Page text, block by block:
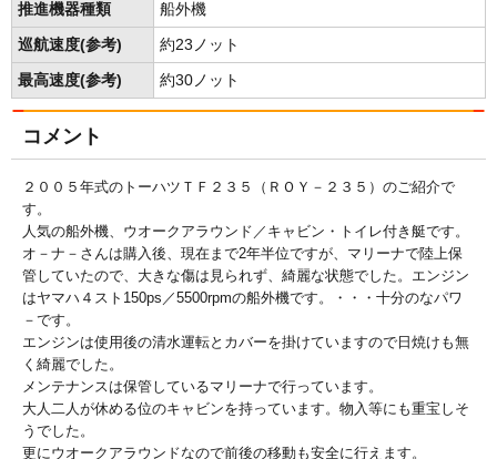
推進機器種類 船外機
巡航速度(参考) 約23ノット
最高速度(参考) 約30ノット
コメント
２００５年式のトーハツＴＦ２３５（ＲＯＹ－２３５）のご紹介で
す。
人気の船外機、ウオークアラウンド／キャビン・トイレ付き艇です。
オ－ナ－さんは購入後、現在まで2年半位ですが、マリーナで陸上保
管していたので、大きな傷は見られず、綺麗な状態でした。エンジン
はヤマハ４スト150ps／5500rpmの船外機です。・・・十分のなパワ
－です。
エンジンは使用後の清水運転とカバーを掛けていますので日焼けも無
く綺麗でした。
メンテナンスは保管しているマリーナで行っています。
大人二人が休める位のキャビンを持っています。物入等にも重宝しそ
うでした。
更にウオークアラウンドなので前後の移動も安全に行えます。